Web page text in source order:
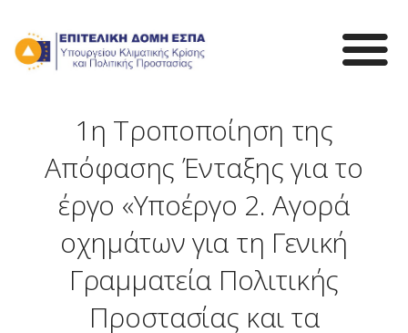
προς
το
κυρίως
1η Τροποποίηση της
Απόφασης Ένταξης για το
έργο «Υποέργο 2. Αγορά
οχημάτων για τη Γενική
Γραμματεία Πολιτικής
Προστασίας και τα